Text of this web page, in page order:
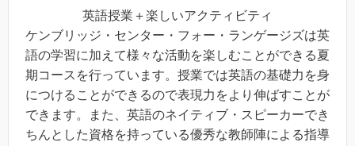
英語授業＋楽しいアクティビティ
ケンブリッジ・センター・フォー・ランゲージズは英
語の学習に加えて様々な活動を楽しむことができる夏
期コースを行っています。授業では英語の基礎力を身
につけることができるので表現力をより伸ばすことが
できます。また、英語のネイティブ・スピーカーでき
ちんとした資格を持っている優秀な教師陣による指導